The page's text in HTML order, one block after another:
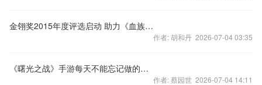
金翎奖2015年度评选启动 助力《血族》再度冲顶
作者: 胡和丹 2026-07-04 03:35
《曙光之战》手游每天不能忘记做的事情，今天你错过了吗？
作者: 蔡园世 2026-07-04 14:11